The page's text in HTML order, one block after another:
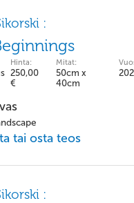
:
Hinta:
250,00
€
Mitat:
50cm x
40cm
tai osta teos
: